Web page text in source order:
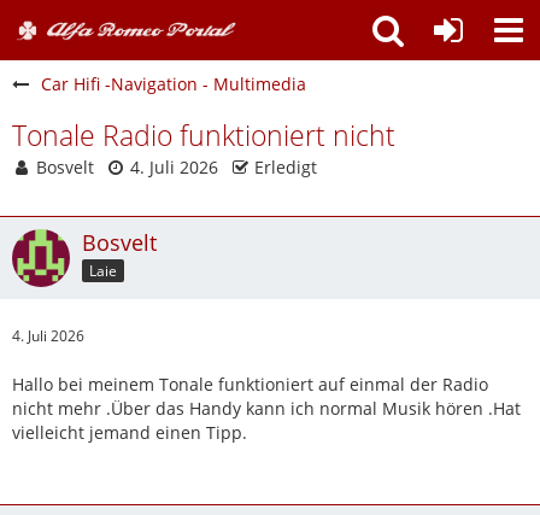
Car Hifi -Navigation - Multimedia
Tonale Radio funktioniert nicht
Bosvelt 4. Juli 2026 Erledigt
Bosvelt
Laie
4. Juli 2026
Hallo bei meinem Tonale funktioniert auf einmal der Radio
nicht mehr .Über das Handy kann ich normal Musik hören .Hat
vielleicht jemand einen Tipp.